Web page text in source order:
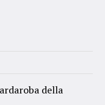
della